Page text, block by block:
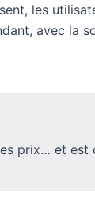
les
avec la